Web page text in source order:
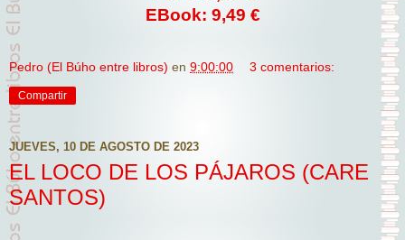
EBook: 9,49 €
Pedro (El Búho entre libros) en 9:00:00 3 comentarios:
Compartir
JUEVES, 10 DE AGOSTO DE 2023
EL LOCO DE LOS PÁJAROS (CARE
SANTOS)